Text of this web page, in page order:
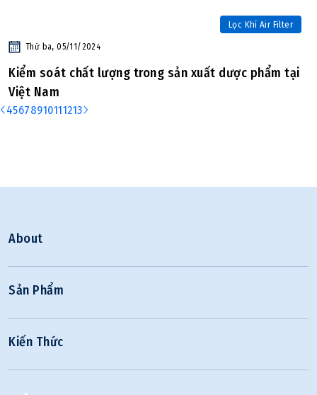
Lọc Khí Air Filter
Thứ ba, 05/11/2024
Kiểm soát chất lượng trong sản xuất dược phẩm tại
Việt Nam
45678910111213
About
Sản Phẩm
Kiến Thức